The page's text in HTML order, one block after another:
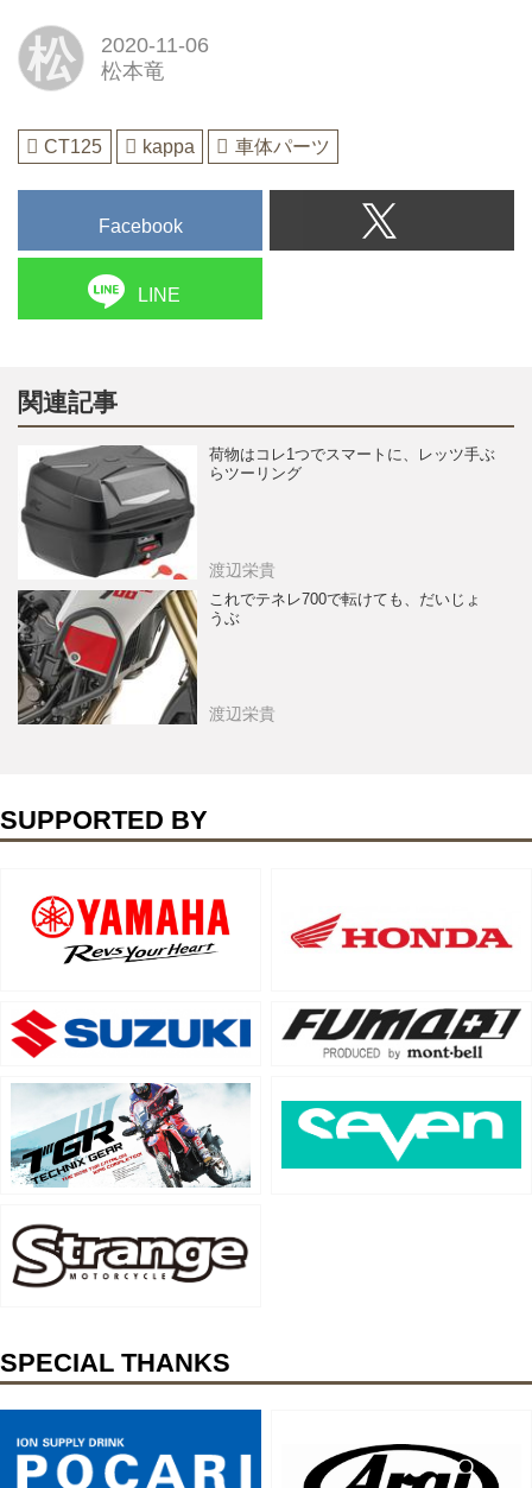
松
2020-11-06
松本竜
CT125 kappa 車体パーツ
Facebook
LINE
関連記事
荷物はコレ1つでスマートに、レッツ手ぶ
らツーリング
渡辺栄貴
これでテネレ700で転けても、だいじょ
うぶ
渡辺栄貴
SUPPORTED BY
SPECIAL THANKS